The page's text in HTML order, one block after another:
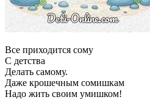
Все приходится сому
С детства
Делать самому.
Даже крошечным сомишкам
Надо жить своим умишком!